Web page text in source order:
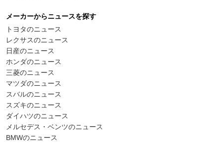
メーカーからニュースを探す
トヨタのニュース
レクサスのニュース
日産のニュース
ホンダのニュース
三菱のニュース
マツダのニュース
スバルのニュース
スズキのニュース
ダイハツのニュース
メルセデス・ベンツのニュース
BMWのニュース